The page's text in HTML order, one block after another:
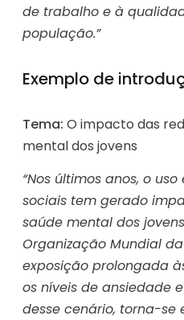
de trabalho e à
população.”
Exemplo de
Tema: O impacto das
mental dos jovens
“Nos últimos anos, o
sociais tem gerado
saúde mental dos
Organização Mundial
exposição prolongada
os níveis de ansiedade
desse cenário, torna-se